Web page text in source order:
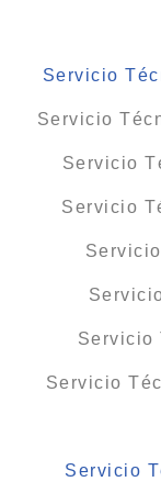
Servicio
Servicio
Servicio
Servicio
Servicio
Servicio
Servicio